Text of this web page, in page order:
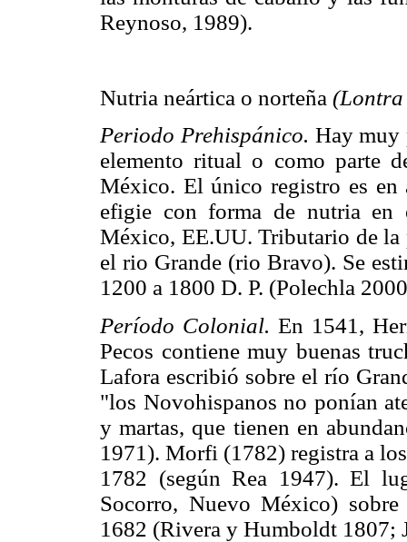
Reynoso, 1989).
Nutria neártica o norteña (Lontra
Periodo Prehispánico. Hay muy
elemento ritual o como parte
México. El único registro es en
efigie con forma de nutria en
México, EE.UU. Tributario de la
el rio Grande (rio Bravo). Se
1200 a 1800 D. P. (Polechla
Período Colonial. En 1541,
Pecos contiene muy buenas
Lafora escribió sobre el río
"los Novohispanos no ponían
y martas, que tienen en
1971). Morfi (1782) registra a
1782 (según Rea 1947). El
Socorro, Nuevo México)
1682 (Rivera y Humboldt 1807;